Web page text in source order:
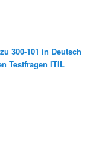
300-101 in Deutsch
Testfragen ITIL